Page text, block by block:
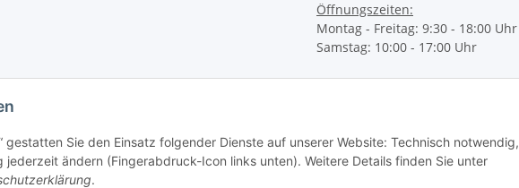
gestatten Sie den Einsatz folgender Dienste auf unserer Website: Technisch notwendig,
jederzeit ändern (Fingerabdruck-Icon links unten). Weitere Details finden Sie unter
.
Öffnungszeiten:
Montag - Freitag: 9:30 - 18:00 Uhr
Samstag: 10:00 - 17:00 Uhr